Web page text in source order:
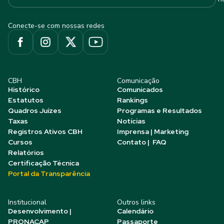
Conecte-se com nossas redes
CBH
Histórico
Estatutos
Quadros Juízes
Taxas
Registros Ativos CBH
Cursos
Relatórios
Certificação Técnica
Portal da Transparência
Comunicação
Comunicados
Rankings
Programas e Resultados
Notícias
Imprensa | Marketing
Contato | FAQ
Institucional
Desenvolvimento |
PRONACAP
Outros links
Calendário
Passaporte